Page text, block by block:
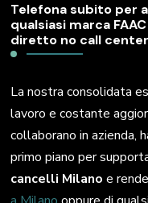
Telefona subito per
qualsiasi marca
diretto no call center
La nostra consolidata
lavoro e costante
collaborano in azienda,
primo piano per
cancelli Milano e